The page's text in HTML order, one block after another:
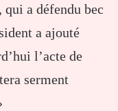
a défendu bec
a ajouté
l’acte de
serment